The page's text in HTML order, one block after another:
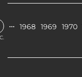
… 1968 1969 1970